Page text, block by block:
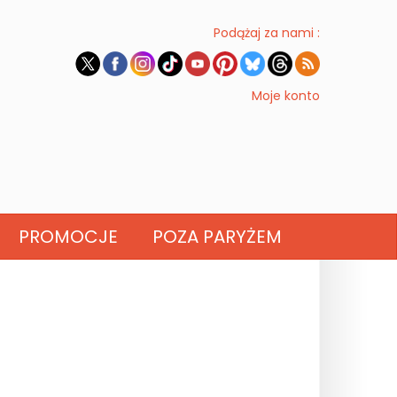
Podążaj za nami :
Moje konto
PROMOCJE POZA PARYŻEM